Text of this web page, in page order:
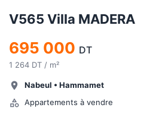
V565 Villa MADERA
695 000 DT
1 264 DT / m²
Nabeul • Hammamet
Appartements à vendre